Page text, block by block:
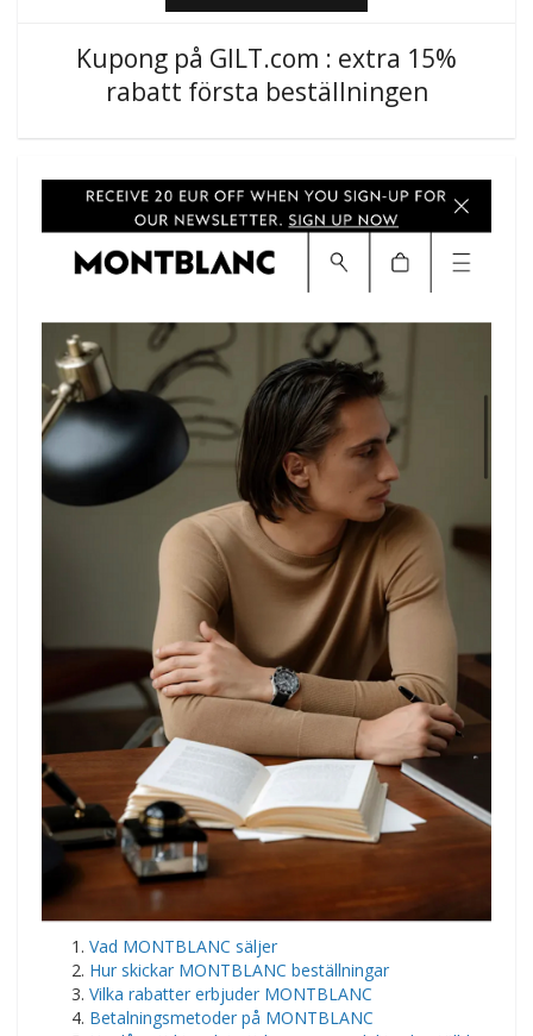
Kupong på GILT.com : extra 15%
rabatt första beställningen
Vad MONTBLANC säljer
Hur skickar MONTBLANC beställningar
Vilka rabatter erbjuder MONTBLANC
Betalningsmetoder på MONTBLANC